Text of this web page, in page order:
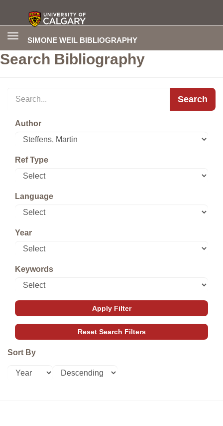
SIMONE WEIL BIBLIOGRAPHY
Toggle
Search Bibliography
Search
Author
Ref Type
Language
Year
Keywords
Sort By